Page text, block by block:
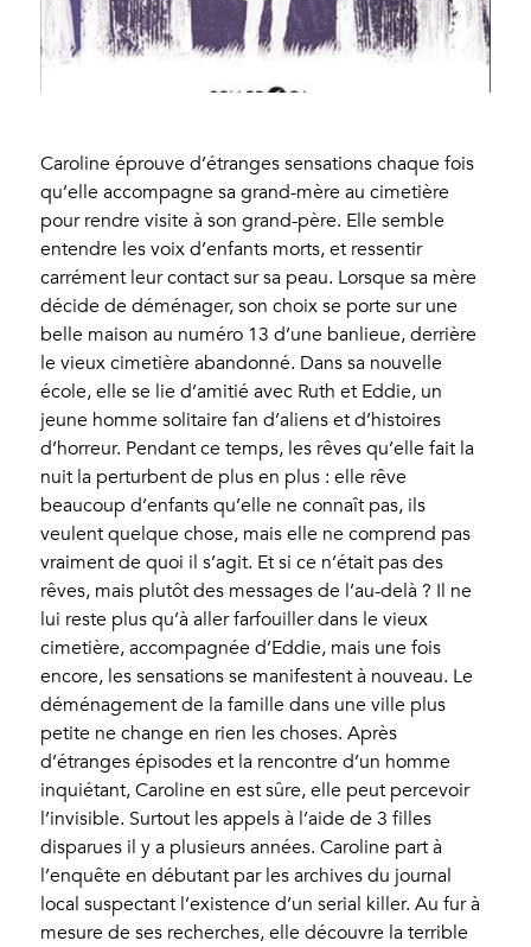
Caroline éprouve d’étranges sensations chaque fois
qu’elle accompagne sa grand-mère au cimetière
pour rendre visite à son grand-père. Elle semble
entendre les voix d’enfants morts, et ressentir
carrément leur contact sur sa peau. Lorsque sa mère
décide de déménager, son choix se porte sur une
belle maison au numéro 13 d’une banlieue, derrière
le vieux cimetière abandonné. Dans sa nouvelle
école, elle se lie d’amitié avec Ruth et Eddie, un
jeune homme solitaire fan d’aliens et d’histoires
d’horreur. Pendant ce temps, les rêves qu’elle fait la
nuit la perturbent de plus en plus : elle rêve
beaucoup d’enfants qu’elle ne connaît pas, ils
veulent quelque chose, mais elle ne comprend pas
vraiment de quoi il s’agit. Et si ce n’était pas des
rêves, mais plutôt des messages de l’au-delà ? Il ne
lui reste plus qu’à aller farfouiller dans le vieux
cimetière, accompagnée d’Eddie, mais une fois
encore, les sensations se manifestent à nouveau. Le
déménagement de la famille dans une ville plus
petite ne change en rien les choses. Après
d’étranges épisodes et la rencontre d’un homme
inquiétant, Caroline en est sûre, elle peut percevoir
l’invisible. Surtout les appels à l’aide de 3 filles
disparues il y a plusieurs années. Caroline part à
l’enquête en débutant par les archives du journal
local suspectant l’existence d’un serial killer. Au fur à
mesure de ses recherches, elle découvre la terrible